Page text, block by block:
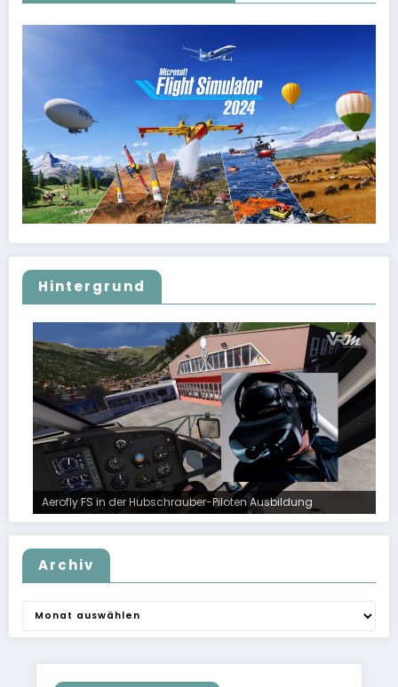
Hintergrund
Aerofly FS in der Hubschrauber-Piloten Ausbildung
Archiv